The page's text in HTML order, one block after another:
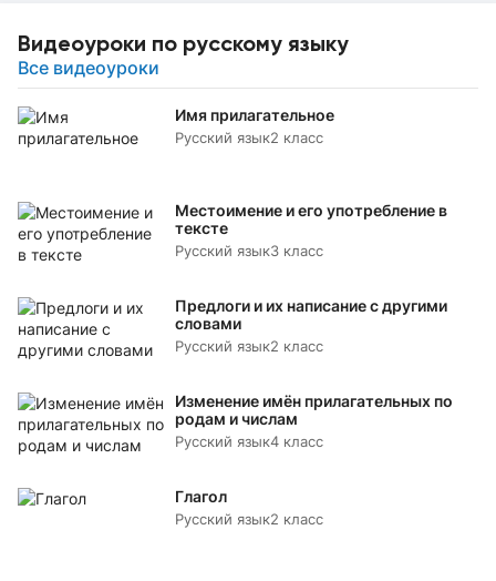
Видеоуроки по русскому языку
Все видеоуроки
Имя прилагательное
Русский язык2 класс
Местоимение и его употребление в
тексте
Русский язык3 класс
Предлоги и их написание с другими
словами
Русский язык2 класс
Изменение имён прилагательных по
родам и числам
Русский язык4 класс
Глагол
Русский язык2 класс